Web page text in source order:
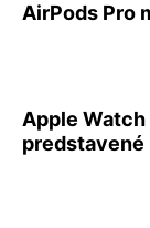
AirPods Pro
Apple
predstavené